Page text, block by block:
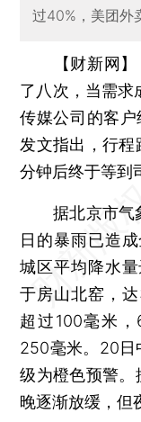
过40%，美团外
【财新网
了八次，当需求
传媒公司的客
发文指出，行程
分钟后终于等到
据北京市气象
日的暴雨已造
城区平均降水
于房山北窑，
超过100毫米
250毫米。20日
级为橙色预警。
晚逐渐放缓，但